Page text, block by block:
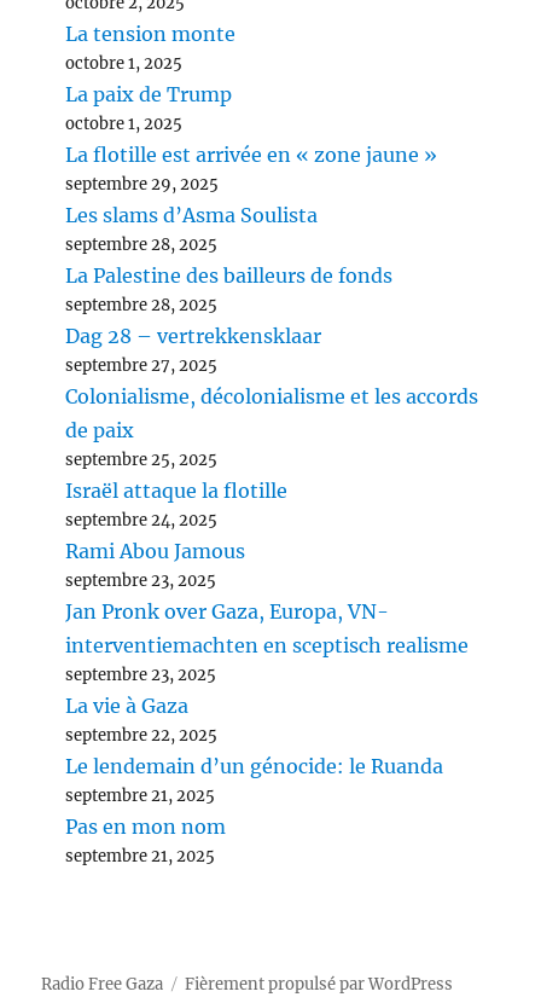
La tension monte
octobre 1, 2025
La paix de Trump
octobre 1, 2025
La flotille est arrivée en « zone jaune »
septembre 29, 2025
Les slams d’Asma Soulista
septembre 28, 2025
La Palestine des bailleurs de fonds
septembre 28, 2025
Dag 28 – vertrekkensklaar
septembre 27, 2025
Colonialisme, décolonialisme et les accords
de paix
septembre 25, 2025
Israël attaque la flotille
septembre 24, 2025
Rami Abou Jamous
septembre 23, 2025
Jan Pronk over Gaza, Europa, VN-
interventiemachten en sceptisch realisme
septembre 23, 2025
La vie à Gaza
septembre 22, 2025
Le lendemain d’un génocide: le Ruanda
septembre 21, 2025
Pas en mon nom
septembre 21, 2025
Radio Free Gaza Fièrement propulsé par WordPress